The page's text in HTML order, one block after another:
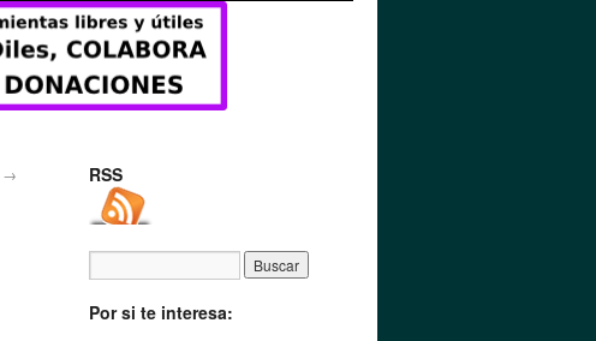
→ RSS
Por si te interesa: